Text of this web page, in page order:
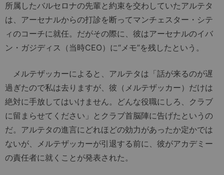
所属したバルセロナの先輩と約束を交わしていたアルテタ
は、アーセナルからの打診を断ってマンチェスター・シテ
ィのコーチに就任。だがその際に、彼はアーセナルのイバ
ン・ガジディス（当時CEO）に“メモ”を残したという。
メルテザッカーによると、アルテタは「話が来るのが遅
過ぎたので私は去りますが、彼（メルテザッカー）だけは
絶対に手放してはいけません。どんな役職にしろ、クラブ
に留まらせてください」とクラブ首脳陣に告げたというの
だ。アルテタの進言にどれほどの効力があったか定かでは
ないが、メルテザッカーが引退する前に、彼がアカデミー
の責任者に就くことが発表された。